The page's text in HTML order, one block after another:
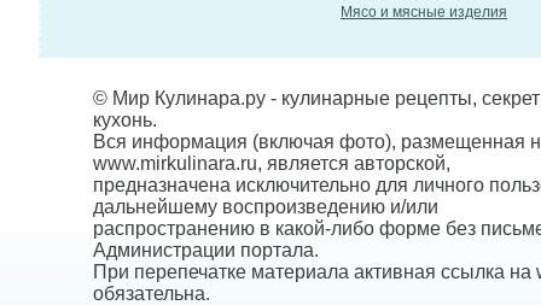
Мясо и мясные изделия
© Мир Кулинара.ру - кулинарные рецепты,
кухонь.
Вся информация (включая фото), размещенная
www.mirkulinara.ru, является авторской,
предназначена исключительно для личного
дальнейшему воспроизведению и/или
распространению в какой-либо форме без
Администрации портала.
При перепечатке материала активная ссылка на
обязательна.